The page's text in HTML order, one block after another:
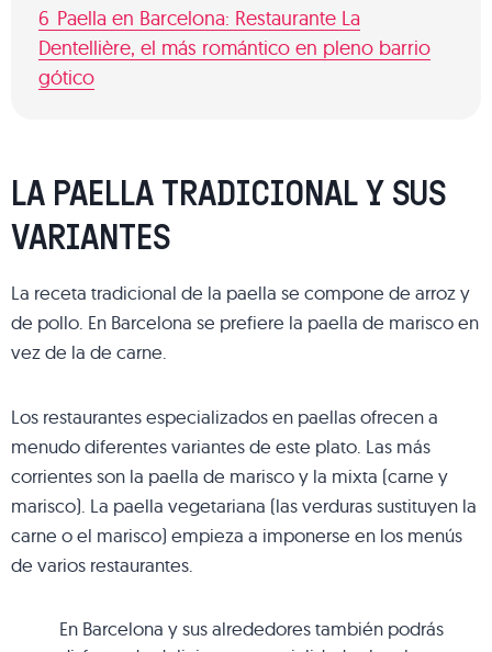
6 Paella en Barcelona: Restaurante La
Dentellière, el más romántico en pleno barrio
gótico
LA PAELLA TRADICIONAL Y SUS
VARIANTES
La receta tradicional de la paella se compone de arroz y
de pollo. En Barcelona se prefiere la paella de marisco en
vez de la de carne.
Los restaurantes especializados en paellas ofrecen a
menudo diferentes variantes de este plato. Las más
corrientes son la paella de marisco y la mixta (carne y
marisco). La paella vegetariana (las verduras sustituyen la
carne o el marisco) empieza a imponerse en los menús
de varios restaurantes.
En Barcelona y sus alrededores también podrás